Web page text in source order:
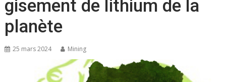
gisement de lithium de la
planète
25 mars 2024 Mining